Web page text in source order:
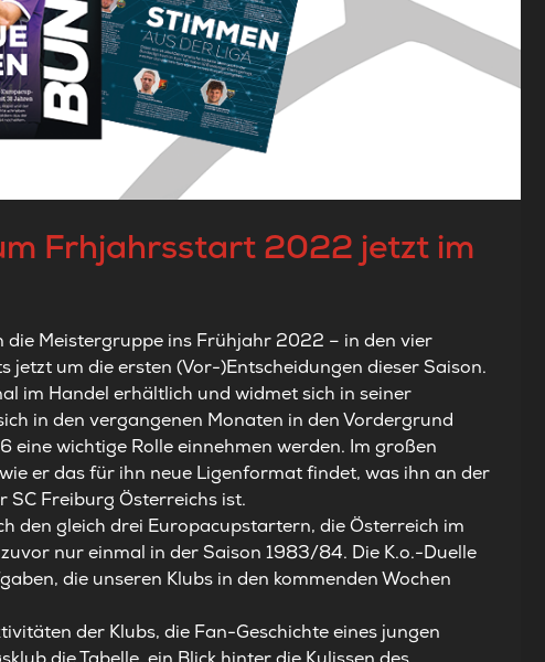
Frhjahrsstart 2022 jetzt im
die Meistergruppe ins Frühjahr 2022 – in den vier
jetzt um die ersten (Vor-)Entscheidungen dieser Saison.
im Handel erhältlich und widmet sich in seiner
in den vergangenen Monaten in den Vordergrund
eine wichtige Rolle einnehmen werden. Im großen
er das für ihn neue Ligenformat findet, was ihn an der
Freiburg Österreichs ist.
den gleich drei Europacupstartern, die Österreich im
nur einmal in der Saison 1983/84. Die K.o.-Duelle
die unseren Klubs in den kommenden Wochen
der Klubs, die Fan-Geschichteeines jungen